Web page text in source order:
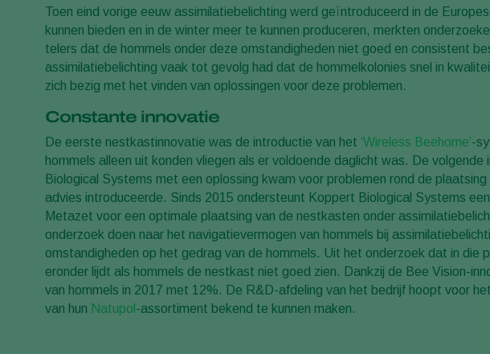
Toen eind vorige eeuw assimilatiebelichting werd geïntroduceerd in de
kunnen bieden en in de winter meer te kunnen produceren, merkten
telers dat de hommels onder deze omstandigheden niet goed en consistent
assimilatiebelichting vaak tot gevolg had dat de hommelkolonies snel in
zich bezig met het vinden van oplossingen voor deze problemen.
Constante innovatie
De eerste nestkastinnovatie was de introductie van het ‘Wireless Beehome’-
hommels alleen uit konden vliegen als er voldoende daglicht was. De
Biological Systems met een oplossing kwam voor problemen rond de
advies introduceerde. Sinds 2015 ondersteunt Koppert Biological Systems
Metazet voor een optimale plaatsing van de nestkasten onder
onderzoek doen naar het navigatievermogen van hommels bij
omstandigheden op het gedrag van de hommels. Uit het onderzoek dat in die
eronder lijdt als hommels de nestkast niet goed zien. Dankzij de Bee Vision-
van hommels in 2017 met 12%. De R&D-afdeling van het bedrijf hoopt voor
van hun Natupol -assortiment bekend te kunnen maken.